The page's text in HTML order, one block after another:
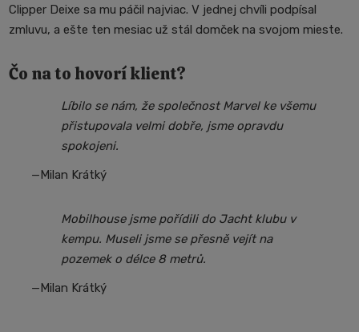
Clipper Deixe sa mu páčil najviac. V jednej chvíli podpísal
zmluvu, a ešte ten mesiac už stál domček na svojom mieste.
Čo na to hovorí klient?
Líbilo se nám, že společnost Marvel ke všemu
přistupovala velmi dobře, jsme opravdu
spokojeni.
Milan Krátký
Mobilhouse jsme pořídili do Jacht klubu v
kempu. Museli jsme se přesně vejít na
pozemek o délce 8 metrů.
Milan Krátký